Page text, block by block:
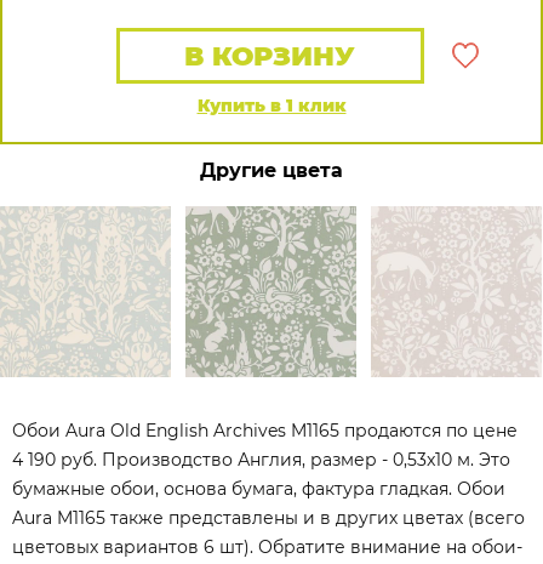
Купить в 1 клик
В КОРЗИНУ
Другие цвета
Обои Aura Old English Archives M1165 продаются по цене
4 190 руб. Производство Англия, размер - 0,53x10 м. Это
бумажные обои, основа бумага, фактура гладкая. Обои
Aura M1165 также представлены и в других цветах (всего
цветовых вариантов 6 шт). Обратите внимание на обои-